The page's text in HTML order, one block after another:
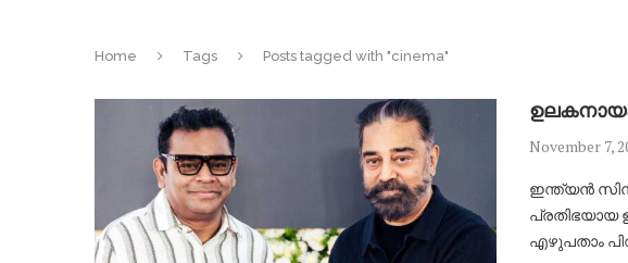
Home Tags Posts tagged with "cinema"
November 7,
ഇന്ത്യൻ
എഴുപതാം